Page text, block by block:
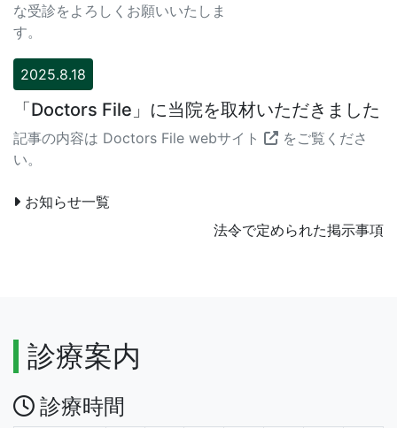
な受診をよろしくお願いいたしま
す。
2025.8.18
「Doctors File」に当院を取材いただきました
記事の内容は Doctors File webサイト
をご覧くださ
い。
お知らせ一覧
法令で定められた掲示事項
診療案内
診療時間